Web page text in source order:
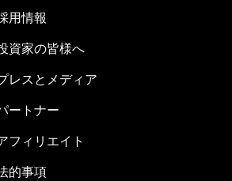
用情報
資家の皆様へ
レスとメディア
ートナー
フィリエイト
的事項